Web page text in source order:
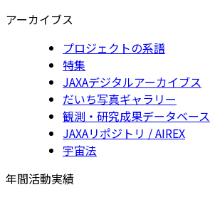
アーカイブス
プロジェクトの系譜
特集
JAXAデジタルアーカイブス
だいち写真ギャラリー
観測・研究成果データベース
JAXAリポジトリ / AIREX
宇宙法
年間活動実績